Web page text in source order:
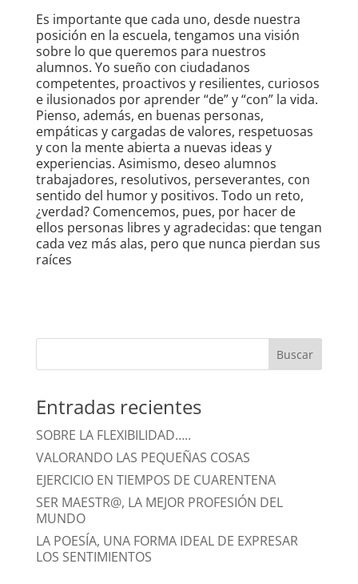
Es importante que cada uno, desde nuestra
posición en la escuela, tengamos una visión
sobre lo que queremos para nuestros
alumnos. Yo sueño con ciudadanos
competentes, proactivos y resilientes, curiosos
e ilusionados por aprender “de” y “con” la vida.
Pienso, además, en buenas personas,
empáticas y cargadas de valores, respetuosas
y con la mente abierta a nuevas ideas y
experiencias. Asimismo, deseo alumnos
trabajadores, resolutivos, perseverantes, con
sentido del humor y positivos. Todo un reto,
¿verdad? Comencemos, pues, por hacer de
ellos personas libres y agradecidas: que tengan
cada vez más alas, pero que nunca pierdan sus
raíces
Entradas recientes
SOBRE LA FLEXIBILIDAD…..
VALORANDO LAS PEQUEÑAS COSAS
EJERCICIO EN TIEMPOS DE CUARENTENA
SER MAESTR@, LA MEJOR PROFESIÓN DEL
MUNDO
LA POESÍA, UNA FORMA IDEAL DE EXPRESAR
LOS SENTIMIENTOS